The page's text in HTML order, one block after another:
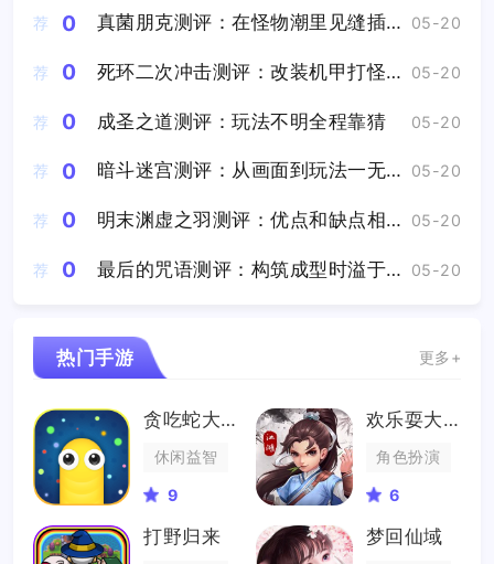
荐 0 真菌朋克测评：在怪物潮里见缝插针的采集资源 05-20
荐 0 死环二次冲击测评：改装机甲打怪兽爽感拉满 05-20
荐 0 成圣之道测评：玩法不明全程靠猜 05-20
荐 0 暗斗迷宫测评：从画面到玩法一无是处 05-20
荐 0 明末渊虚之羽测评：优点和缺点相比瑕不掩瑜 05-20
荐 0 最后的咒语测评：构筑成型时溢于言表的成就感将直击心灵 05-20
热门手游 更多+
贪吃蛇大战
休闲益智
9
欢乐耍大牌
角色扮演
6
打野归来 梦回仙域